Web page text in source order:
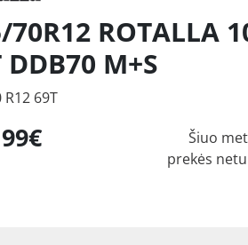
70R12 ROTALLA
DDB70 M+S
69T
99€
Šiuo
prekės